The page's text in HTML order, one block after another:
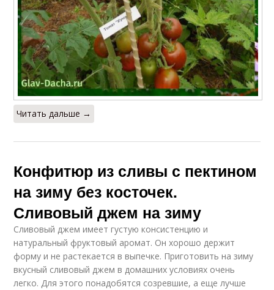
Читать дальше →
Конфитюр из сливы с пектином
на зиму без косточек.
Сливовый джем на зиму
Сливовый джем имеет густую консистенцию и
натуральный фруктовый аромат. Он хорошо держит
форму и не растекается в выпечке. Приготовить на зиму
вкусный сливовый джем в домашних условиях очень
легко. Для этого понадобятся созревшие, а еще лучше